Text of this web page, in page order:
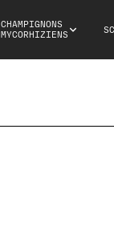
CHAMPIGNONS
MYCORHIZIENS